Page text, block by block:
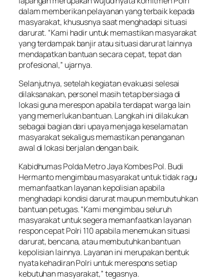
dalam memberikan pelayanan yang terbaik kepada
masyarakat, khususnya saat menghadapi situasi
darurat. “Kami hadir untuk memastikan masyarakat
yang terdampak banjir atau situasi darurat lainnya
mendapatkan bantuan secara cepat, tepat dan
profesional,” ujarnya.
Selanjutnya, setelah kegiatan evakuasi selesai
dilaksanakan, personel masih tetap bersiaga di
lokasi guna merespon apabila terdapat warga lain
yang memerlukan bantuan. Langkah ini dilakukan
sebagai bagian dari upaya menjaga keselamatan
masyarakat sekaligus memastikan penanganan
awal di lokasi berjalan dengan baik.
Kabidhumas Polda Metro Jaya Kombes Pol. Budi
Hermanto mengimbau masyarakat untuk tidak ragu
memanfaatkan layanan kepolisian apabila
menghadapi kondisi darurat maupun membutuhkan
bantuan petugas. “Kami mengimbau seluruh
masyarakat untuk segera memanfaatkan layanan
respon cepat Polri 110 apabila menemukan situasi
darurat, bencana, atau membutuhkan bantuan
kepolisian lainnya. Layanan ini merupakan bentuk
nyata kehadiran Polri untuk merespons setiap
kebutuhan masyarakat,” tegasnya.